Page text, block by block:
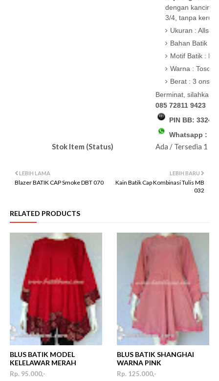
dengan kancing
3/4, tanpa kerut,
Ukuran :
Bahan Batik :
Motif Batik :
Warna : Tosca
Berat : 3 ons
Berminat, silahkan
085 72811 9423
PIN BB:
Whatsapp :
Stok Item (Status) Ada / Tersedia 1 pc
LEBIH BARU
Kain Batik Cap Kombinasi Tulis MB
032
LEBIH LAMA
Blazer BATIK CAP Smoke DBT 070
RELATED PRODUCTS
BLUS BATIK MODEL
KELELAWAR MERAH
Rp. 95.000,-
BLUS BATIK SHANGHAI
WARNA PINK
Rp. 125.000,-